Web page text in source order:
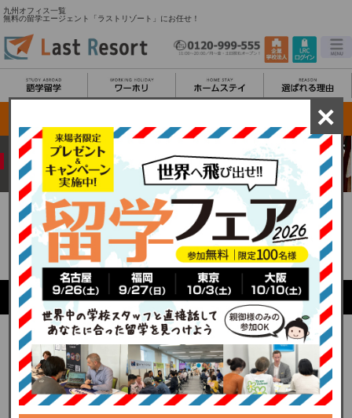
九州オフィス一覧
無料の留学エージェント「ラストリゾート」にお任せ！
×
安心の国内43拠点
九州オフィス一覧 海外拠点 はこちら
HOME 国内オフィス検索TOP 九州オフィス一覧
Fukuoka office list
福岡県
■福岡オフィス
福岡県福岡市中央区大名2-1-58 モンブランビル3階
フリーコール：0120-31-2881 TEL：092-738-2881